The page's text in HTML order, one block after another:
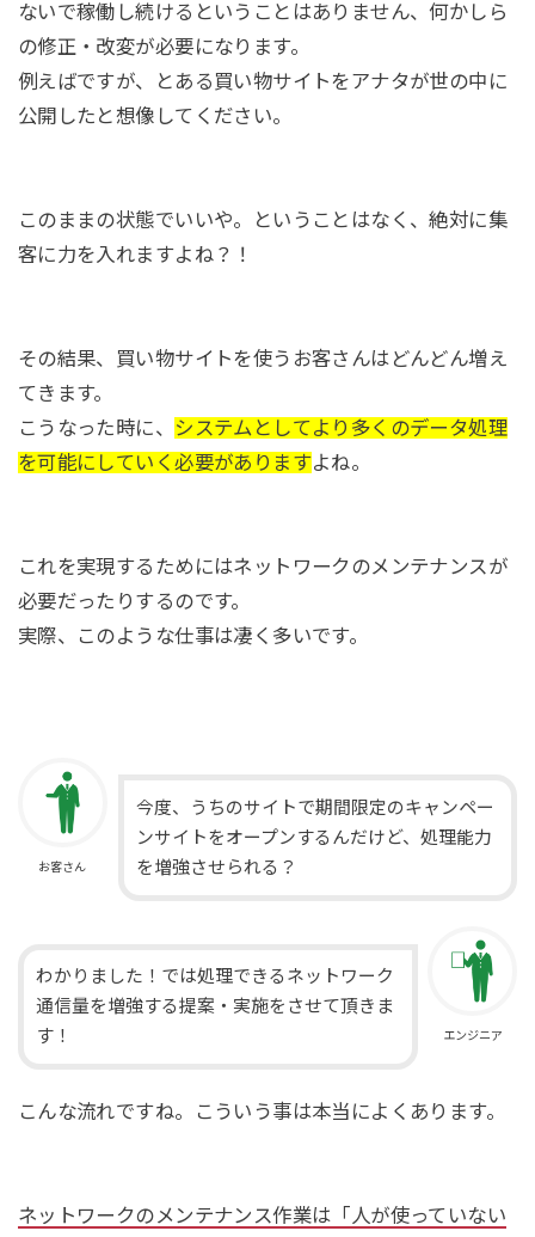
ないで稼働し続けるということはありません、何かしら
の修正・改変が必要になります。
例えばですが、とある買い物サイトをアナタが世の中に
公開したと想像してください。
このままの状態でいいや。ということはなく、絶対に集
客に力を入れますよね？！
その結果、買い物サイトを使うお客さんはどんどん増え
てきます。
こうなった時に、
システムとしてより多くのデータ処理
を可能にしていく必要がありますよね。
これを実現するためにはネットワークのメンテナンスが
必要だったりするのです。
実際、このような仕事は凄く多いです。
お客さん
今度、うちのサイトで期間限定のキャンペー
ンサイトをオープンするんだけど、処理能力
を増強させられる？
エンジニア
わかりました！では処理できるネットワーク
通信量を増強する提案・実施をさせて頂きま
す！
こんな流れですね。こういう事は本当によくあります。
ネットワークのメンテナンス作業は「人が使っていない